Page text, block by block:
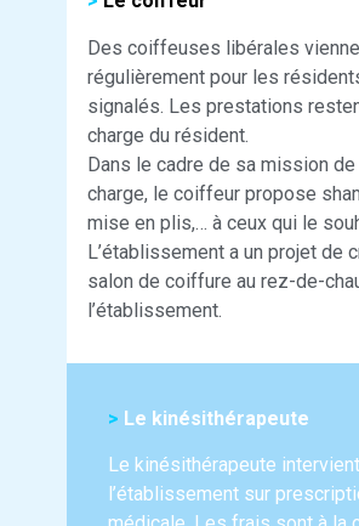
Des coiffeuses libérales
régulièrement pour les
signalés. Les prestations
charge du résident.
Dans le cadre de sa mission
charge, le coiffeur propose
mise en plis,… à ceux qui le
L’établissement a un projet de
salon de coiffure au rez-de-
l’établissement.
> Le kinésithérapeute
Le kinésithérapeute
l’établissement sur